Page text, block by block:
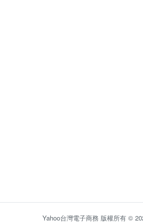
Yahoo台灣電子商務 版權所有 ©